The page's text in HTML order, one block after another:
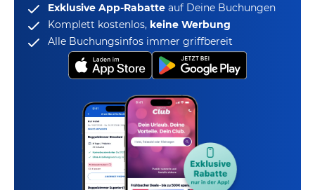
Exklusive App-Rabatte auf Deine Buchungen
Komplett kostenlos, keine Werbung
Alle Buchungsinfos immer griffbereit